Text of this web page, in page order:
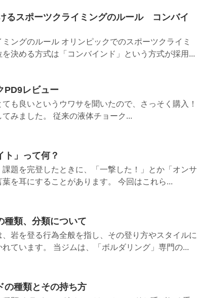
るスポーツクライミングのルール コンバイ
ングのルール オリンピックでのスポーツクライミ
決める方式は「コンバインド」という方式が採用...
PD9レビュー
も良いというウワサを聞いたので、さっそく購入！
みました。 従来の液体チョーク...
ト」って何？
題を完登したときに、「一撃した！」とか「オンサ
を耳にすることがあります。 今回はこれら...
種類、分類について
岩を登る行為全般を指し、その登り方やスタイルに
ています。 当ジムは、「ボルダリング」専門の...
の種類とその持ち方